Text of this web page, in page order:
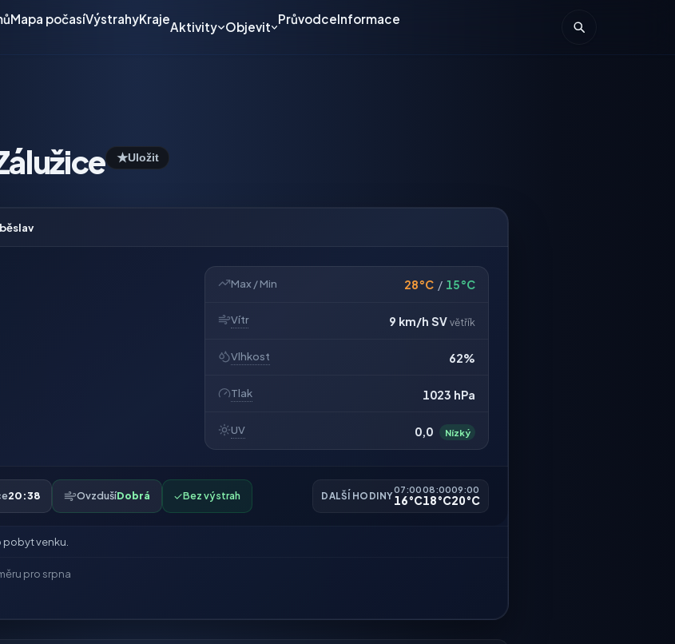
Mapa počasíVýstrahyKraje
Aktivity Objevit
PrůvodceInformace
★Uložit
Max / Min 28°C / 15°C
Vítr 9 km/h SV větřík
Vlhkost 62%
Tlak 1023 hPa
UV 0,0 Nízký
20:38 OvzdušíDobrá ✓Bez výstrah DALŠÍ HODINY
07:00
16°C
08:00
18°C
09:00
20°C
venku.
pro srpna